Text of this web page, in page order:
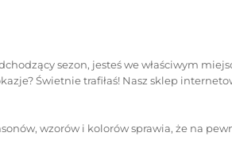
sezon, jesteś we właściwym
Świetnie trafiłaś! Nasz sklep
wzorów i kolorów sprawia, że na